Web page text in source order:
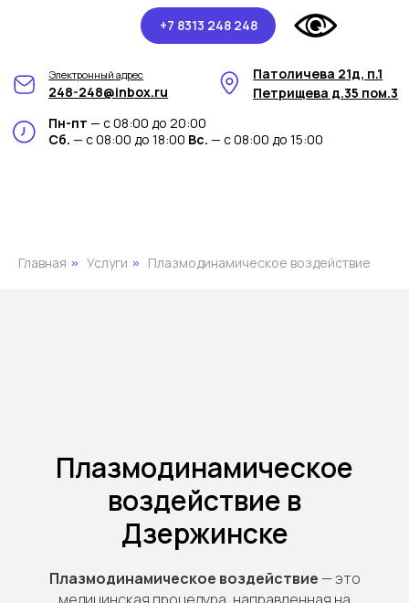
+7 8313 248 248
Пн-пт — с 08:00 до 20:00
Сб.— с 08:00 до 18:00Вс.— с 08:00 до 15:00
Главная » Услуги » Плазмодинамическое воздействие
Плазмодинамическое
воздействие в
Дзержинске
Плазмодинамическое воздействие — это